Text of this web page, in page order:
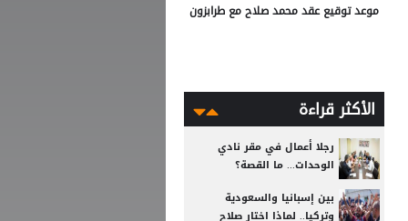
موعد توقيع عقد محمد صلاح مع طرابزون
الأكثر قراءة
رجلا أعمال في مقر نادي
الوحدات... ما القصة؟
بين إسبانيا والسعودية
وتركيا.. لماذا اختار صلاح